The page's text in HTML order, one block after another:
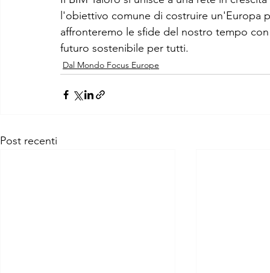
l'obiettivo comune di costruire un'Europa
affronteremo le sfide del nostro tempo
futuro sostenibile per tutti.
Dal Mondo Focus Europe
Post recenti